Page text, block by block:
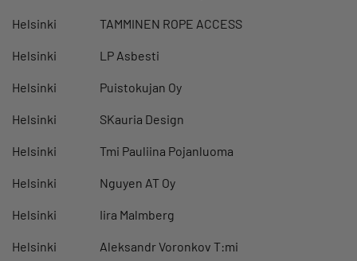
Helsinki TAMMINEN ROPE ACCESS
Helsinki LP Asbesti
Helsinki Puistokujan Oy
Helsinki SKauria Design
Helsinki Tmi Pauliina Pojanluoma
Helsinki Nguyen AT Oy
Helsinki Iira Malmberg
Helsinki Aleksandr Voronkov T:mi